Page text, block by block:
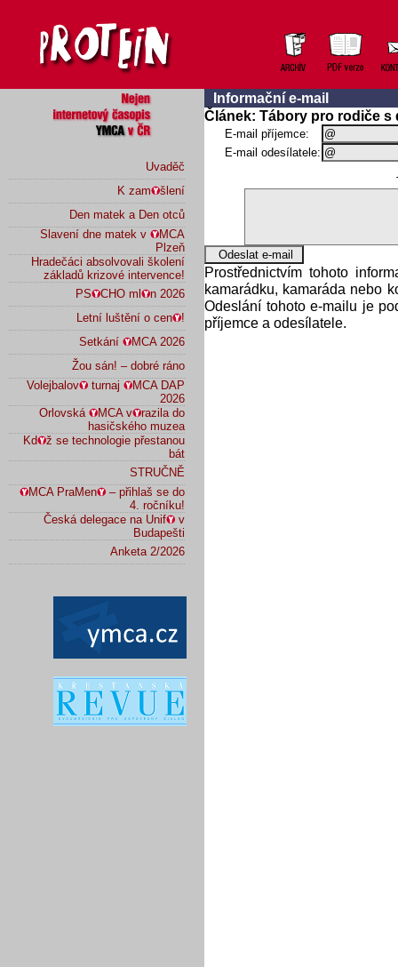
Uvaděč
K zam
šlení
Den matek a Den otců
Slavení dne matek v
MCA
Plzeň
Hradečáci absolvovali školení
základů krizové intervence!
PS
CHO ml
n 2026
Letní luštění o cen
!
Setkání
MCA 2026
Žou sán! – dobré ráno
Volejbalov
turnaj
MCA DAP
2026
Orlovská
MCA v
razila do
hasičského muzea
Kd
ž se technologie přestanou
bát
STRUČNĚ
MCA PraMen
– přihlaš se do
4. ročníku!
Česká delegace na Unif
v
Budapešti
Anketa 2/2026
Informační e-mail
Článek: Tábory pro rodiče s
E-mail příjemce:
E-mail odesílatele:
Prostřednictvím tohoto
kamarádku, kamaráda nebo
Odeslání tohoto e-mailu je
příjemce a odesílatele.